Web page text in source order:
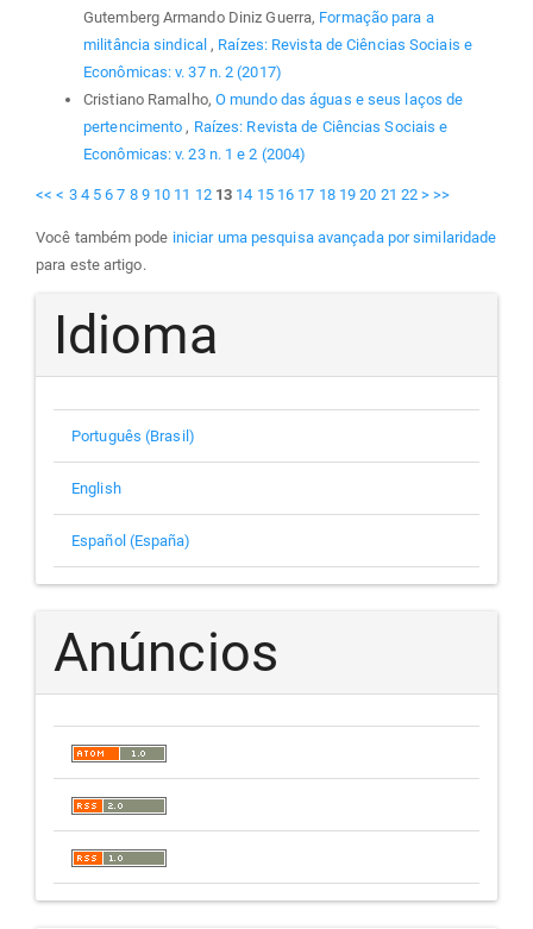
Gutemberg Armando Diniz Guerra, Formação para a
militância sindical , Raízes: Revista de Ciências Sociais e
Econômicas: v. 37 n. 2 (2017)
Cristiano Ramalho, O mundo das águas e seus laços de
pertencimento , Raízes: Revista de Ciências Sociais e
Econômicas: v. 23 n. 1 e 2 (2004)
<< < 3 4 5 6 7 8 9 10 11 12 13 14 15 16 17 18 19 20 21 22 > >>
Você também pode iniciar uma pesquisa avançada por similaridade
para este artigo.
Idioma
Português (Brasil)
English
Español (España)
Anúncios